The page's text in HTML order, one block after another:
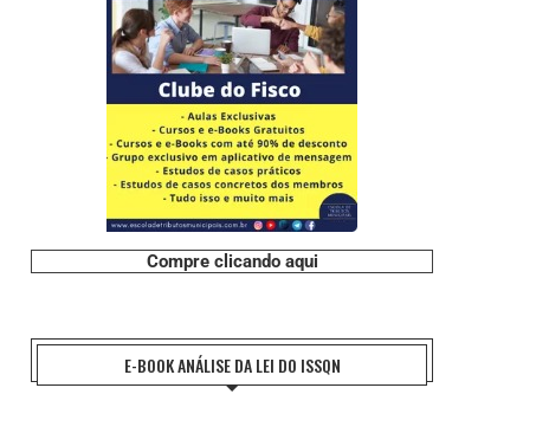
Compre clicando aqui
E-BOOK ANÁLISE DA LEI DO ISSQN